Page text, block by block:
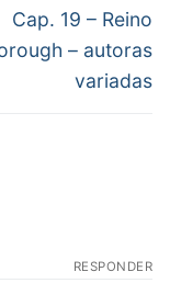
Próximo
post:
Cap. 19 – Reino
– autoras
variadas
RESPONDER